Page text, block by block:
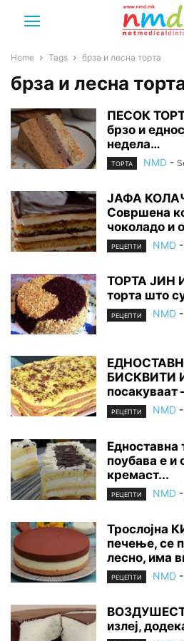
Home Tags брза и лесна торта
брза и лесна
ПЕСОК
брзо и
недела…
ТОРТА NMD -
ЈАФА
Совршена
чоколадо и
РЕЦЕПТИ NMD -
ТОРТА ЈИН
торта што
РЕЦЕПТИ NMD -
БИСКВИТИ
посакуваат
РЕЦЕПТИ NMD -
Едноставна
поубава е и
кремаст...
РЕЦЕПТИ NMD -
Трослојна
печење, се
лесно, има
РЕЦЕПТИ NMD -
излеј,